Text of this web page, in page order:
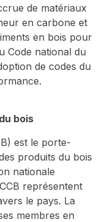
de matériaux
en carbone et
en bois pour
Code national du
de codes du
bois
est le porte-
produits du bois
nationale
représentent
le pays. La
membres en